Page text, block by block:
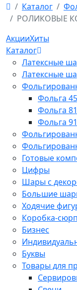
Каталог
РОЛИКОВЫЕ
АкцииХиты
Каталог
Латексные
Латексные
Фольга
Фольга
Фольга
Готовые
Цифры
Шары с
Большие
Ходячие
Коробка-
Бизнес
Буквы
Товары для